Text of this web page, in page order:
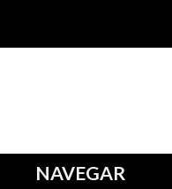
NAVEGAR